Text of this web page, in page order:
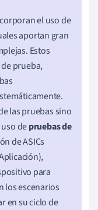
el uso de
aportan gran
Estos
prueba,
las pruebas sino
depruebas de
de ASICs
para
los escenarios
en su ciclo de